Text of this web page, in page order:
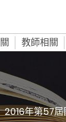
教師相關
2016年第57